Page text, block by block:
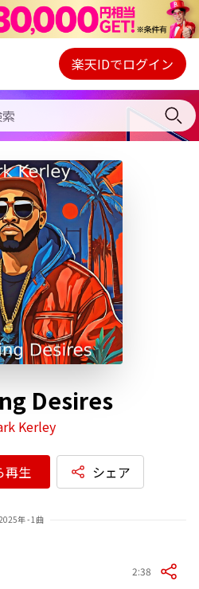
Webプレイヤー
ご契約内容の確認・変更
楽天IDでログイン
Desires
Kerley
再生 シェア
年 - 1曲
2:38